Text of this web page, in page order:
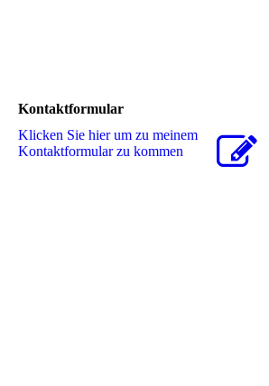
Kontaktformular
Klicken Sie hier um zu meinem
Kon­takt­for­mu­lar zu kommen